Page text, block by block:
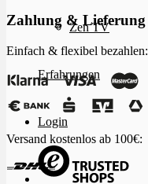
Zen TV
Erfahrungen
Login
Zahlung & Lieferung
Einfach & flexibel bezahlen:
Versand kostenlos ab 100€: